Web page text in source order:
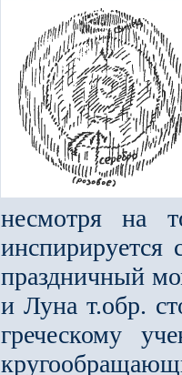
несмотря на
праздничный
и Луна т.обр.
греческому